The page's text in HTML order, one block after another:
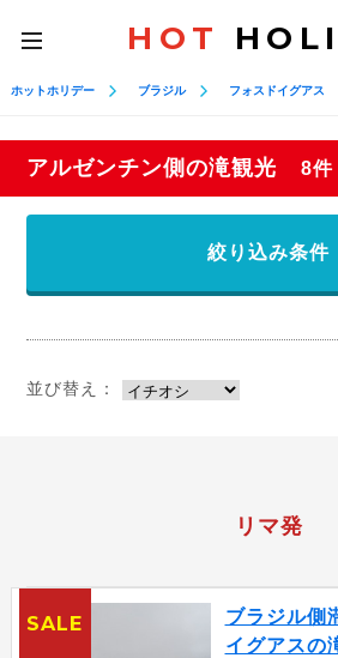
toggle
navigation
HOT
ホットホリデー ブラジル フォスドイグアス
アルゼンチン側の滝観光 8件
絞り込み条件
並び替え：
リマ発
ブラジル側
イグアスの
SALE